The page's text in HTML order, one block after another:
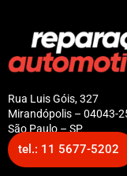
Rua Luis Góis, 327
Mirandópolis – 04043-
São Paulo – SP
tel.: 11 5677-5202